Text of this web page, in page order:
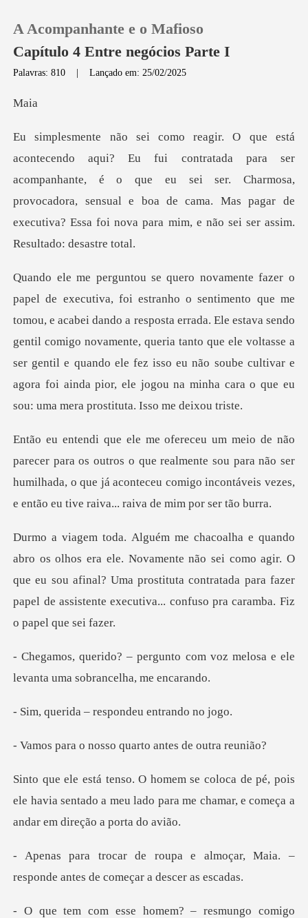
Loja
Histórico
Sair
A Acompanhante e o Mafioso
Capítulo 4 Entre negócios Parte I
Palavras: 810 |Lançado em: 25/02/2025
a
ser
acompanhante, é o que eu sei ser. Charmosa,
provocadora, sensual e boa de cama. Mas p
a resposta errada. Ele estava sendo
gentil comigo novamente, queria tanto que ele voltasse a
ser gentil e quando ele fez isso
s o que realmente sou para não ser
humilhada, o que já aconteceu comigo i
te não sei como agir. O
que eu sou afinal? Uma prostituta contratada para fazer
o com voz melosa e ele
levanta
– respondeu e
sso quarto antes
é, pois
ele havia sentado a meu lado para me cha
almoçar, Maia. –
responde ante
resmungo comigo